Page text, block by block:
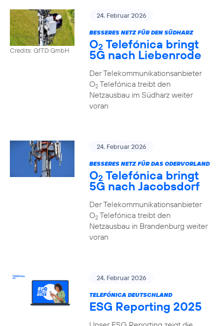
Credits: GfTD GmbH
24. Februar 2026
BESSERES NETZ FÜR DEN SÜDHARZ
O2 Telefónica bringt
5G nach Liebenrode
Der Telekommunikationsanbieter
O2Telefónica treibt den
Netzausbau im Südharz weiter
voran
24. Februar 2026
BESSERES NETZ FÜR DAS ODERVORLAND
O2 Telefónica bringt
5G nach Jacobsdorf
Der Telekommunikationsanbieter
O2Telefónica treibt den
Netzausbau in Brandenburg weiter
voran
24. Februar 2026
TELEFÓNICA DEUTSCHLAND
ESG Reporting 2025